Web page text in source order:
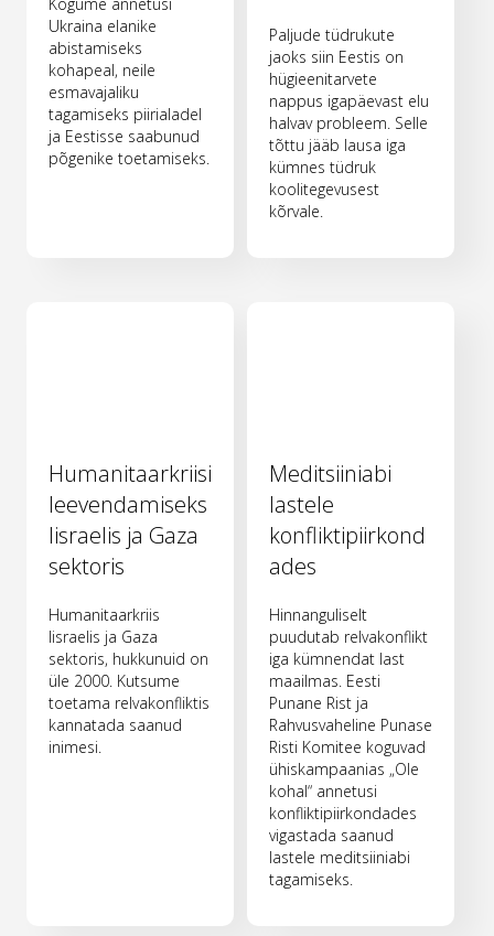
Ukraina elanike
abistamiseks
kohapeal, neile
esmavajaliku
tagamiseks piirialadel
ja Eestisse saabunud
põgenike toetamiseks.
Paljude tüdrukute
jaoks siin Eestis on
hügieenitarvete
nappus igapäevast elu
halvav probleem. Selle
tõttu jääb lausa iga
kümnes tüdruk
koolitegevusest
kõrvale.
Humanitaarkriisi
leevendamiseks
Iisraelis ja Gaza
sektoris
Humanitaarkriis
Iisraelis ja Gaza
sektoris, hukkunuid on
üle 2000. Kutsume
toetama relvakonfliktis
kannatada saanud
inimesi.
Meditsiiniabi
lastele
konfliktipiirkond
ades
Hinnanguliselt
puudutab relvakonflikt
iga kümnendat last
maailmas. Eesti
Punane Rist ja
Rahvusvaheline Punase
Risti Komitee koguvad
ühiskampaanias „Ole
kohal“ annetusi
konfliktipiirkondades
vigastada saanud
lastele meditsiiniabi
tagamiseks.